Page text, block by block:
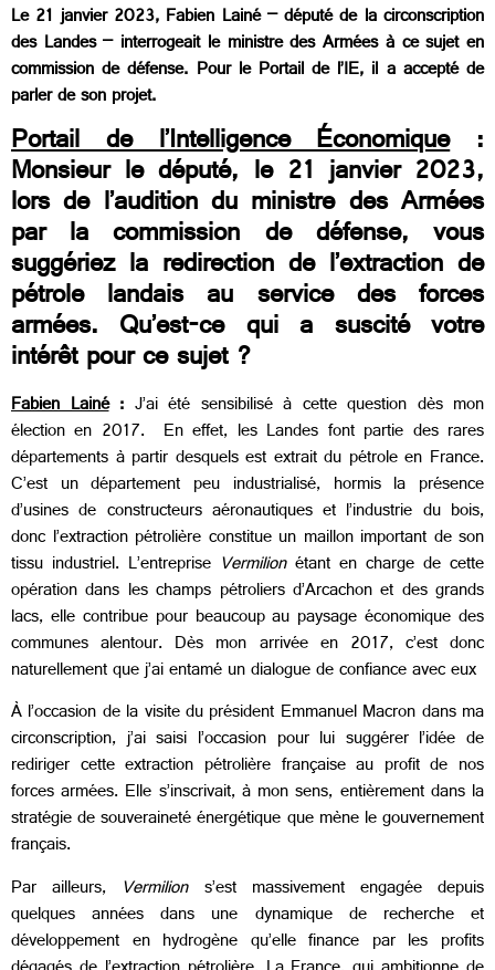
Le 21 janvier 2023, Fabien Lainé – député de la circonscription
des Landes – interrogeait le ministre des Armées à ce sujet en
commission de défense. Pour le Portail de l’IE, il a accepté de
parler de son projet.
Portail de l’Intelligence Économique:
Monsieur le député, le 21 janvier 2023,
lors de l’audition du ministre des Armées
par la commission de défense, vous
suggériez la redirection de l’extraction de
pétrole landais au service des forces
armées. Qu’est-ce qui a suscité votre
intérêt pour ce sujet ?
Fabien Lainé: J’ai été sensibilisé à cette question dès mon
élection en 2017. En effet, les Landes font partie des rares
départements à partir desquels est extrait du pétrole en France.
C’est un département peu industrialisé, hormis la présence
d’usines de constructeurs aéronautiques et l’industrie du bois,
donc l’extraction pétrolière constitue un maillon important de son
tissu industriel. L’entreprise Vermilionétant en charge de cette
opération dans les champs pétroliers d’Arcachon et des grands
lacs, elle contribue pour beaucoup au paysage économique des
communes alentour. Dès mon arrivée en 2017, c’est donc
naturellement que j’ai entamé un dialogue de confiance avec eux
À l’occasion de la visite du président Emmanuel Macron dans ma
circonscription, j’ai saisi l’occasion pour lui suggérer l’idée de
rediriger cette extraction pétrolière française au profit de nos
forces armées. Elle s’inscrivait, à mon sens, entièrement dans la
stratégie de souveraineté énergétique que mène le gouvernement
français.
Par ailleurs, Vermilions’est massivement engagée depuis
quelques années dans une dynamique de recherche et
développement en hydrogène qu’elle finance par les profits